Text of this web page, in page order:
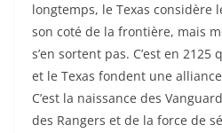
longtemps, le Texas considère
son coté de la frontière, mais
s’en sortent pas. C’est en
et le Texas fondent une
C’est la naissance des
des Rangers et de la force de